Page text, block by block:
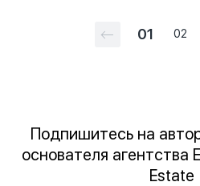
01 02
Подпишитесь на
основателя агентства
Estate